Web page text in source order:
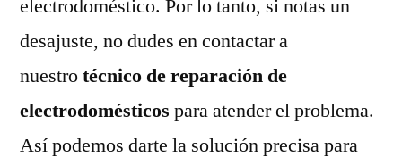
electrodoméstico. Por lo tanto, si notas un
desajuste, no dudes en contactar a
nuestrotécnico de reparación de
electrodomésticos para atender el problema.
Así podemos darte la solución precisa para